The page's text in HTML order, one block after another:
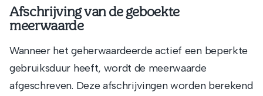
Afschrijving van de geboekte
meerwaarde
Wanneer het geherwaardeerde actief een beperkte
gebruiksduur heeft, wordt de meerwaarde
afgeschreven. Deze afschrijvingen worden berekend